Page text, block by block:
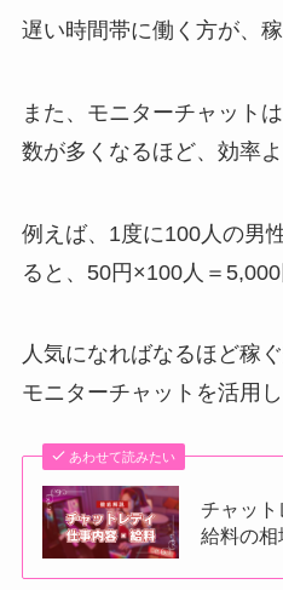
遅い時間帯に働く方が、稼
また、モニターチャット
数が多くなるほど、効率よ
例えば、1度に100人の男
ると、50円×100人＝5,000
人気になればなるほど稼
モニターチャットを活用し
あわせて読みたい
チャット
給料の相